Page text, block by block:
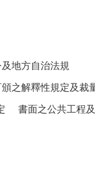
地方自治法規
之解釋性規定及裁
書面之公共工程